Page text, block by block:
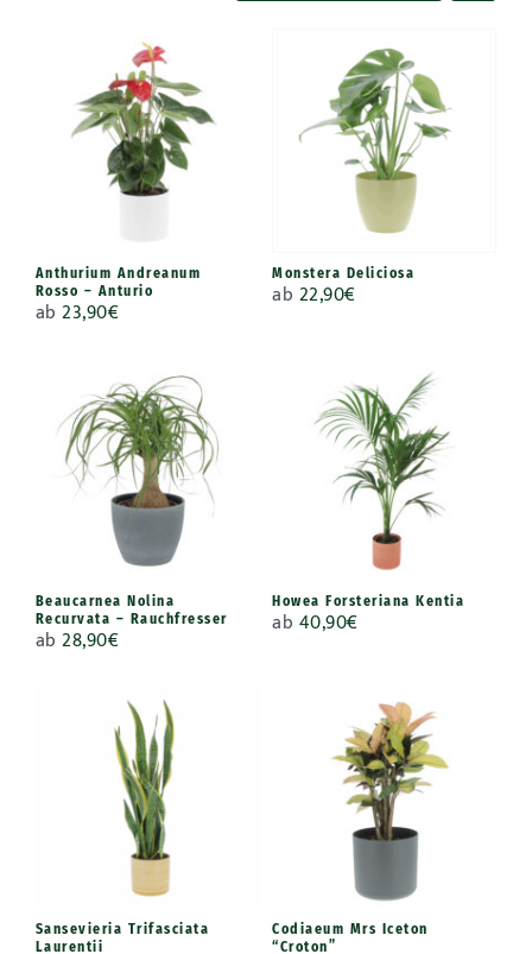
Anthurium Andreanum
Rosso – Anturio
ab23,90€
Monstera Deliciosa
ab 22,90€
Beaucarnea Nolina
Recurvata – Rauchfresser
ab28,90€
Howea Forsteriana Kentia
ab 40,90€
Sansevieria Trifasciata
Laurentii
Codiaeum Mrs Iceton
“Croton”